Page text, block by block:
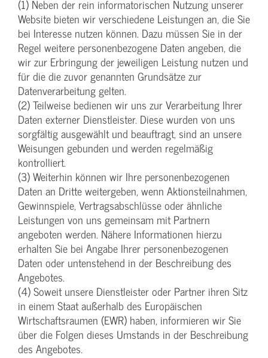
(1) Neben der rein informatorischen Nutzung unserer
Website bieten wir verschiedene Leistungen an, die Sie
bei Interesse nutzen können. Dazu müssen Sie in der
Regel weitere personenbezogene Daten angeben, die
wir zur Erbringung der jeweiligen Leistung nutzen und
für die die zuvor genannten Grundsätze zur
Datenverarbeitung gelten.
(2) Teilweise bedienen wir uns zur Verarbeitung Ihrer
Daten externer Dienstleister. Diese wurden von uns
sorgfältig ausgewählt und beauftragt, sind an unsere
Weisungen gebunden und werden regelmäßig
kontrolliert.
(3) Weiterhin können wir Ihre personenbezogenen
Daten an Dritte weitergeben, wenn Aktionsteilnahmen,
Gewinnspiele, Vertragsabschlüsse oder ähnliche
Leistungen von uns gemeinsam mit Partnern
angeboten werden. Nähere Informationen hierzu
erhalten Sie bei Angabe Ihrer personenbezogenen
Daten oder untenstehend in der Beschreibung des
Angebotes.
(4) Soweit unsere Dienstleister oder Partner ihren Sitz
in einem Staat außerhalb des Europäischen
Wirtschaftsraumen (EWR) haben, informieren wir Sie
über die Folgen dieses Umstands in der Beschreibung
des Angebotes.